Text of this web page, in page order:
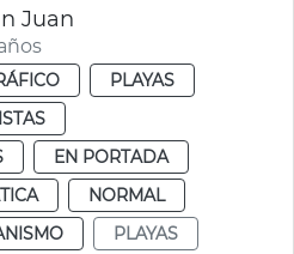
Juan
PLAYAS
EN PORTADA
NORMAL
PLAYAS